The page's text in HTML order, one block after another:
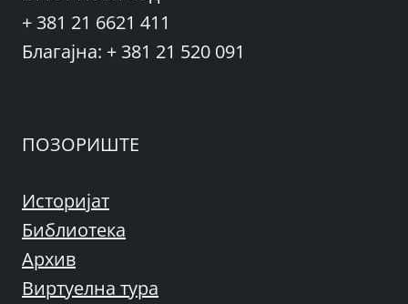
+ 381 21 6621 411
Благајна: + 381 21 520 091
ПОЗОРИШТЕ
Историјат
Библиотека
Архив
Виртуелна тура